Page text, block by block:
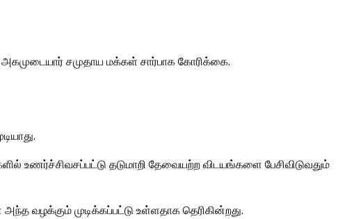
சமுதாய மக்கள் சார்பாக கோரிக்கை.
உணர்ச்சிவசப்பட்டு தடுமாறி தேவையற்ற விடயங்களை பேசிவிடுவதும்
வழக்கும் முடிக்கப்பட்டு உள்ளதாக தெரிகின்றது.